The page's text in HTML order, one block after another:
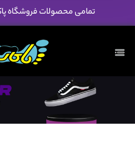
تمامی محصولات فروشگاه